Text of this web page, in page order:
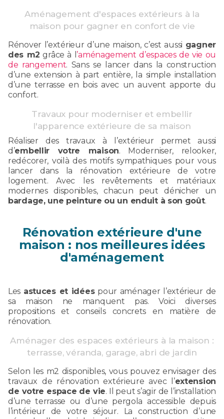
Aménagement d'espaces extérieurs à la
maison pour gagner en confort de vie
Rénover l’extérieur d’une maison, c’est aussi gagner
des m2 grâce à l ’aménagement d’espaces de vie ou
de rangement. Sans se lancer dans la construction
d’une extension à part entière, la simple installation
d’une terrasse en bois avec un auvent apporte du
confort.
Travaux pour moderniser et embellir
l'apparence extérieure de sa maison
Réaliser des travaux à l’extérieur permet aussi
d’embellir votre maison. Moderniser, relooker,
redécorer, voilà des motifs sympathiques pour vous
lancer dans la rénovation extérieure de votre
logement. Avec les revêtements et matériaux
modernes disponibles, chacun peut dénicher un
bardage, une peinture ou un enduit à son goût.
Rénovation extérieure d'une
maison : nos meilleures idées
d'aménagement
Les astuces et idéespour aménager l’extérieur de
sa maison ne manquent pas. Voici diverses
propositions et conseils concrets en matière de
rénovation.
Aménager des espaces extérieurs à la maison :
terrasse, véranda, garage, abri de jardin
Selon les m2 disponibles, vous pouvez envisager des
travaux de rénovation extérieure avec l’extension
de votre espace de vie. Il peut s’agir de l’installation
d’une terrasse ou d’une pergola accessible depuis
l’intérieur de votre séjour. La construction d’une